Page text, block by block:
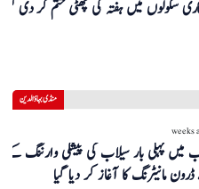
سکولوں میں ہفتہ کی چھٹی ختم کر دی گئی
منڈی بہاؤالدین
میں پہلی بار سیلاب کی پیشگی وارننگ کے
مانیٹرنگ کا آغاز کر دیا گیا